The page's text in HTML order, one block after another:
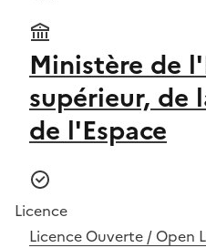
Ministère de
supérieur, de
de l'Espace
Licence
Licence Ouverte / Open